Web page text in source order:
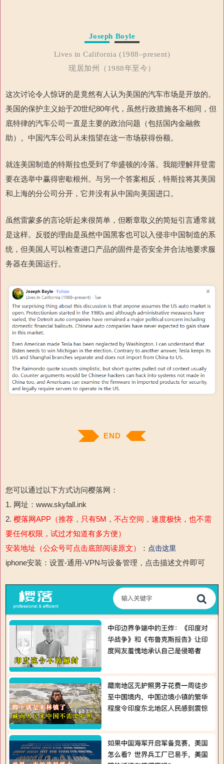
Joseph Boyle
Lives in California (1988–present)
现居加州（1988年至今）
这次讨论令人惊讶的是竟然有人认为美国的汽车市场是开放的。
美国的保护主义始于20世纪80年代，虽然行政措施各不相同，但
底特律的汽车公司一直是主要的政治问题（包括国内金融救
助）。中国汽车公司从未指望在这一市场获得份额。
就连美国制造的特斯拉也受到了华盛顿的冷落。我能理解拜登需
要在选举中赢得密歇根州。与另一个答案相反，特斯拉将其美国
和上海的分公司分开，它并没有从中国向美国进口。
虽然雷蒙多的言论听起来很简单，但断章取义的简短引言通常就
是这样。反驳的理由是虽然中国黑客也可以入侵非中国制造的系
统，但美国人可以检查进口产品的固件是否安全并合法地要求服
务器在美国运行。
END
您可以通过以下方式访问樱落网：
1. 网址：www.skyfall.ink
2. 樱落网APP（推荐，只有5M，不占空间，速度极快，也不需
要任何权限，试过才知道有多方便）
安装地址（公众号可点击底部阅读原文）
： 点击这里
iphone安装：设置-通用-VPN与设备管理，点击描述文件即可